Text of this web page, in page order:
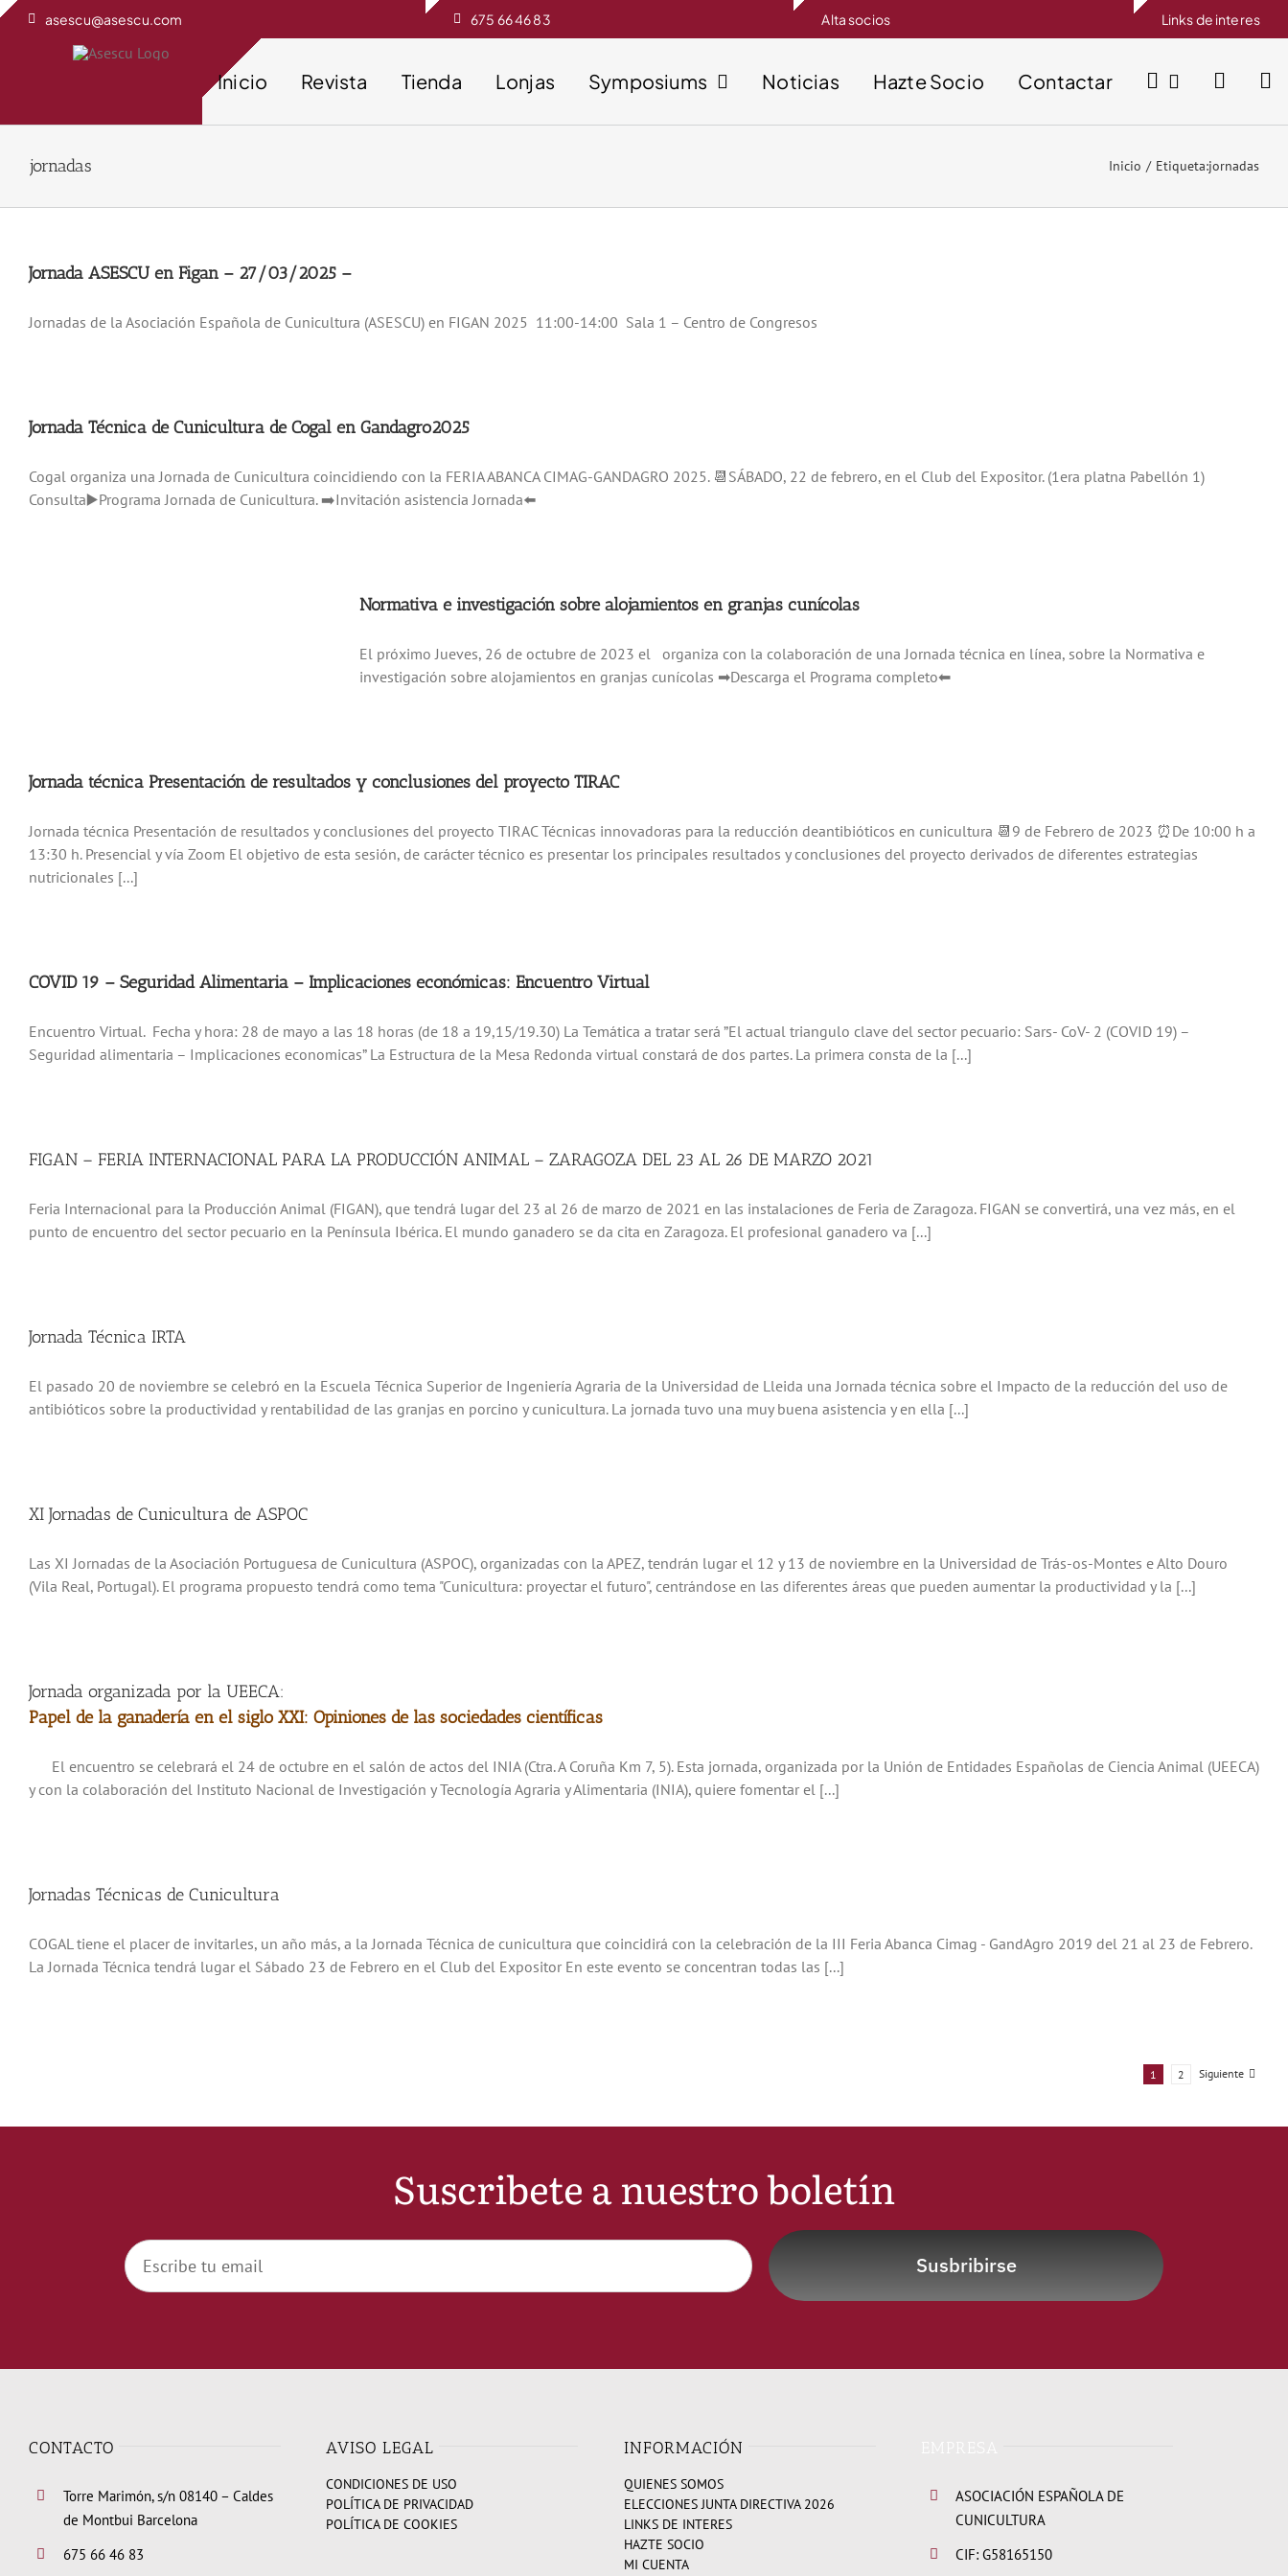
Saltar
asescu@asescu.com 675 66 46 83 Alta socios Links de interes
Inicio Revista Tienda Lonjas Symposiums Noticias Hazte Socio Contactar
jornadas Inicio Etiqueta:jornadas
Jornada ASESCU en Figan – 27/03/2025 –
Jornadas de la Asociación Española de Cunicultura (ASESCU) en FIGAN 2025 11:00-14:00 Sala 1 – Centro de Congresos
Jornada Técnica de Cunicultura de Cogal en Gandagro2025
Cogal organiza una Jornada de Cunicultura coincidiendo con la FERIA ABANCA CIMAG-GANDAGRO 2025. 📆SÁBADO, 22 de febrero, en el Club del Expositor. (1era platna Pabellón 1)
Consulta▶️Programa Jornada de Cunicultura. ➡️Invitación asistencia Jornada⬅️
Normativa e investigación sobre alojamientos en granjas cunícolas
El próximo Jueves, 26 de octubre de 2023 el organiza con la colaboración de una Jornada técnica en línea, sobre la Normativa e
investigación sobre alojamientos en granjas cunícolas ➡Descarga el Programa completo⬅
Jornada técnica Presentación de resultados y conclusiones del proyecto TIRAC
Jornada técnica Presentación de resultados y conclusiones del proyecto TIRAC Técnicas innovadoras para la reducción deantibióticos en cunicultura 📆9 de Febrero de 2023 ⏰De 10:00 h a
13:30 h. Presencial y vía Zoom El objetivo de esta sesión, de carácter técnico es presentar los principales resultados y conclusiones del proyecto derivados de diferentes estrategias
nutricionales [...]
COVID 19 – Seguridad Alimentaria – Implicaciones económicas: Encuentro Virtual
Encuentro Virtual. Fecha y hora: 28 de mayo a las 18 horas (de 18 a 19,15/19.30) La Temática a tratar será ”El actual triangulo clave del sector pecuario: Sars- CoV- 2 (COVID 19) –
Seguridad alimentaria – Implicaciones economicas” La Estructura de la Mesa Redonda virtual constará de dos partes. La primera consta de la [...]
FIGAN – FERIA INTERNACIONAL PARA LA PRODUCCIÓN ANIMAL – ZARAGOZA DEL 23 AL 26 DE MARZO 2021
Feria Internacional para la Producción Animal (FIGAN), que tendrá lugar del 23 al 26 de marzo de 2021 en las instalaciones de Feria de Zaragoza. FIGAN se convertirá, una vez más, en el
punto de encuentro del sector pecuario en la Península Ibérica. El mundo ganadero se da cita en Zaragoza. El profesional ganadero va [...]
Jornada Técnica IRTA
El pasado 20 de noviembre se celebró en la Escuela Técnica Superior de Ingeniería Agraria de la Universidad de Lleida una Jornada técnica sobre el Impacto de la reducción del uso de
antibióticos sobre la productividad y rentabilidad de las granjas en porcino y cunicultura. La jornada tuvo una muy buena asistencia y en ella [...]
XI Jornadas de Cunicultura de ASPOC
Las XI Jornadas de la Asociación Portuguesa de Cunicultura (ASPOC), organizadas con la APEZ, tendrán lugar el 12 y 13 de noviembre en la Universidad de Trás-os-Montes e Alto Douro
(Vila Real, Portugal). El programa propuesto tendrá como tema "Cunicultura: proyectar el futuro", centrándose en las diferentes áreas que pueden aumentar la productividad y la [...]
Jornada organizada por la UEECA:
Papel de la ganadería en el siglo XXI: Opiniones de las sociedades científicas
El encuentro se celebrará el 24 de octubre en el salón de actos del INIA (Ctra. A Coruña Km 7, 5). Esta jornada, organizada por la Unión de Entidades Españolas de Ciencia Animal (UEECA)
y con la colaboración del Instituto Nacional de Investigación y Tecnología Agraria y Alimentaria (INIA), quiere fomentar el [...]
Jornadas Técnicas de Cunicultura
COGAL tiene el placer de invitarles, un año más, a la Jornada Técnica de cunicultura que coincidirá con la celebración de la III Feria Abanca Cimag - GandAgro 2019 del 21 al 23 de Febrero.
La Jornada Técnica tendrá lugar el Sábado 23 de Febrero en el Club del Expositor En este evento se concentran todas las [...]
1 2 Siguiente
Suscribete a nuestro boletín
Susbribirse
CONTACTO
Torre Marimón, s/n 08140 – Caldes
de Montbui Barcelona
675 66 46 83
AVISO LEGAL
CONDICIONES DE USO
POLÍTICA DE PRIVACIDAD
POLÍTICA DE COOKIES
INFORMACIÓN
QUIENES SOMOS
ELECCIONES JUNTA DIRECTIVA 2026
LINKS DE INTERES
HAZTE SOCIO
MI CUENTA
ASOCIACIÓN ESPAÑOLA DE
CUNICULTURA
CIF: G58165150